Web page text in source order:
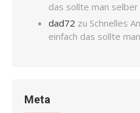
das sollte man selber
dad72 zu Schnelles
einfach das sollte
Meta